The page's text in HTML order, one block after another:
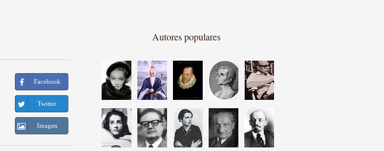
Facebook
Twitter
Imagen
Autores populares